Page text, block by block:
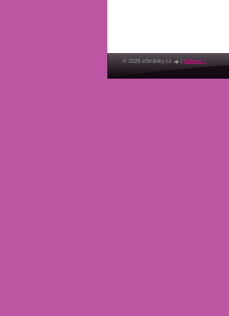
© 2026 eStránky.cz | Nahoru ↑